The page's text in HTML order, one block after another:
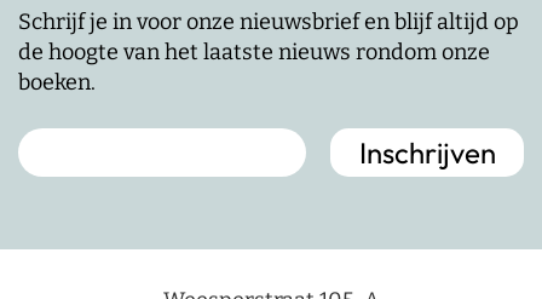
Schrijf je in voor onze nieuwsbrief en blijf altijd op
de hoogte van het laatste nieuws rondom onze
boeken.